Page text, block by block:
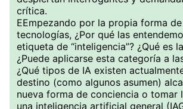
crítica.
EEmpezando por la propia forma
tecnologías, ¿Por qué las
etiqueta de “inteligencia”? ¿Qué es
¿Puede aplicarse esta categoría a
¿Qué tipos de IA existen
destino (como algunos asumen)
nueva forma de conciencia o tomar
una inteligencia artificial general